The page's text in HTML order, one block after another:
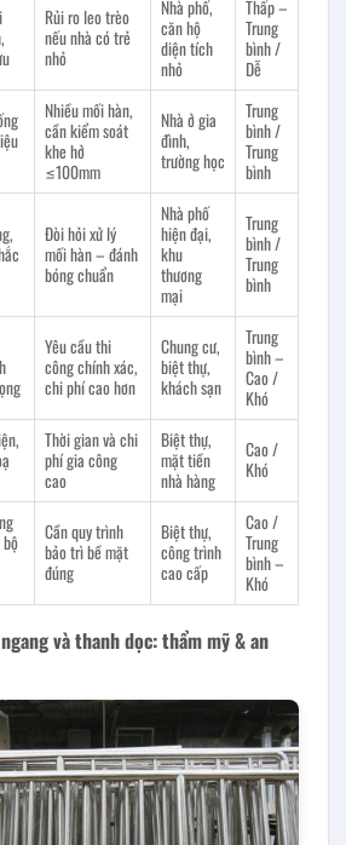
Rủi ro leo trèo
nếu nhà có trẻ
nhỏ
Nhà phố,
căn hộ
diện tích
nhỏ
Thấp –
Trung
bình /
Dễ
Nhiều mối hàn,
cần kiểm soát
khe hở
≤100mm
Nhà ở gia
đình,
trường học
Trung
bình /
Trung
bình
Đòi hỏi xử lý
mối hàn – đánh
bóng chuẩn
Nhà phố
hiện đại,
khu
thương
mại
Trung
bình /
Trung
bình
Yêu cầu thi
công chính xác,
chi phí cao hơn
Chung cư,
biệt thự,
khách sạn
Trung
bình –
Cao /
Khó
Thời gian và chi
phí gia công
cao
Biệt thự,
mặt tiền
nhà hàng
Cao /
Khó
Cần quy trình
bảo trì bề mặt
đúng
Biệt thự,
công trình
cao cấp
Cao /
Trung
bình –
Khó
và thanh dọc: thẩm mỹ & an